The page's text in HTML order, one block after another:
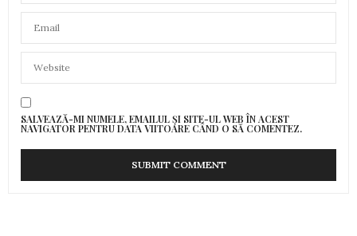
SALVEAZĂ-MI NUMELE, EMAILUL ȘI SITE-UL WEB ÎN ACEST
NAVIGATOR PENTRU DATA VIITOARE CÂND O SĂ COMENTEZ.